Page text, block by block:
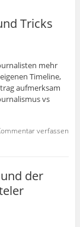
Tricks
mehr
Timeline,
aufmerksam
vs
verfassen
der